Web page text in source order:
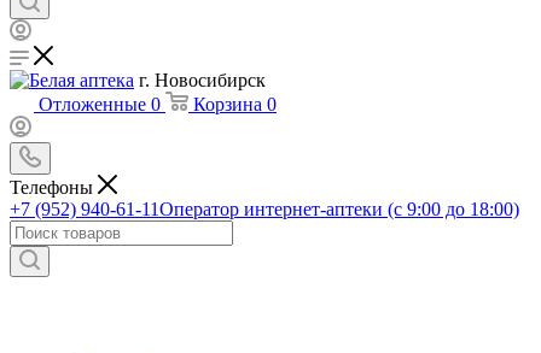
г. Новосибирск
Отложенные 0 Корзина 0
Телефоны
+7 (952) 940-61-11Оператор интернет-аптеки (с 9:00 до 18:00)